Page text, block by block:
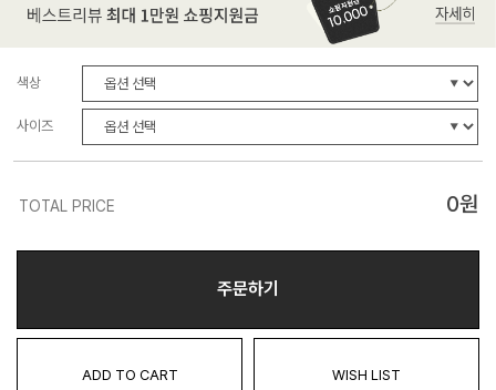
색상
사이즈
TOTAL PRICE 0원
주문하기
ADD TO CART WISH LIST